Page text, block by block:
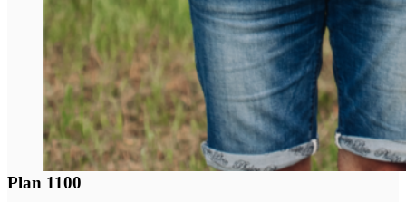
Plan 1100